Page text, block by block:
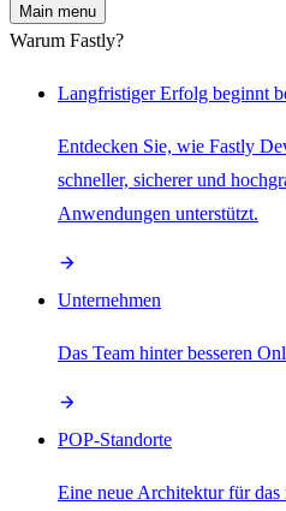
Main menu
Warum Fastly?
Langfristiger Erfolg beginnt
Entdecken Sie, wie Fastly
schneller, sicherer und
Anwendungen unterstützt.
Unternehmen
Das Team hinter besseren
POP-Standorte
Eine neue Architektur für das